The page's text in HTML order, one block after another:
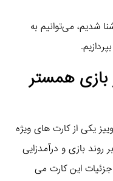
شدیم، می‌توانیم به
بازی همستر
یکی از کارت‌ های ویژه
روند بازی و درآمدزایی
جزئیات این کارت می‌